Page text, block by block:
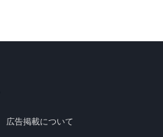
広告掲載について